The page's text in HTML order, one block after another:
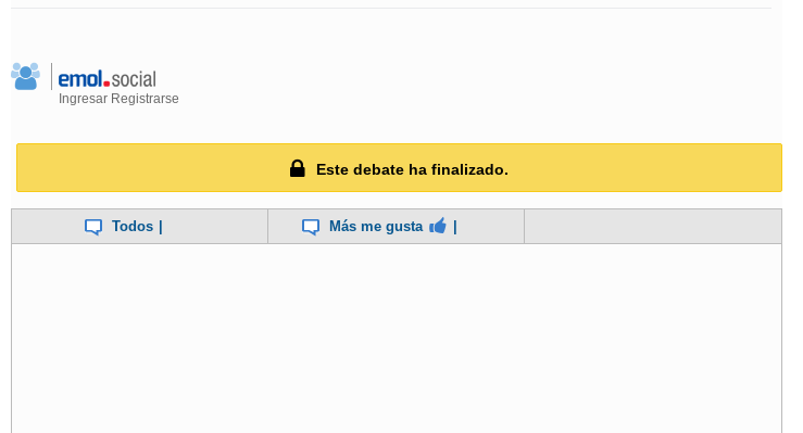
Ingresar Registrarse
Este debate ha finalizado.
Todos Más me gusta